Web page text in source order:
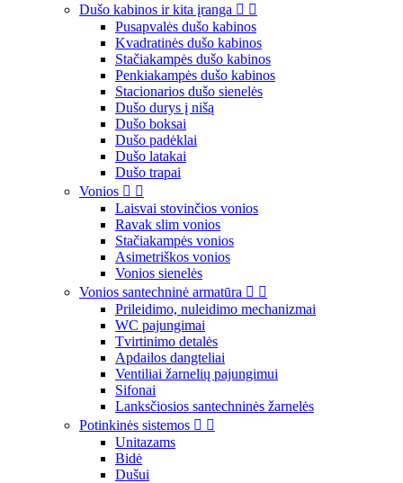
Dušo kabinos ir kita įranga  
Pusapvalės dušo kabinos
Kvadratinės dušo kabinos
Stačiakampės dušo kabinos
Penkiakampės dušo kabinos
Stacionarios dušo sienelės
Dušo durys į nišą
Dušo boksai
Dušo padėklai
Dušo latakai
Dušo trapai
Vonios  
Laisvai stovinčios vonios
Ravak slim vonios
Stačiakampės vonios
Asimetriškos vonios
Vonios sienelės
Vonios santechninė armatūra  
Prileidimo, nuleidimo mechanizmai
WC pajungimai
Tvirtinimo detalės
Apdailos dangteliai
Ventiliai žarnelių pajungimui
Sifonai
Lanksčiosios santechninės žarnelės
Potinkinės sistemos  
Unitazams
Bidė
Dušui